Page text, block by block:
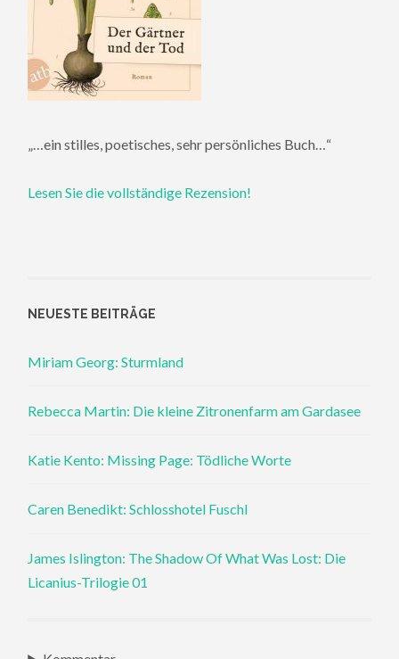
„…ein stilles, poetisches, sehr persönliches Buch…“
Lesen Sie die vollständige Rezension!
NEUESTE BEITRÄGE
Miriam Georg: Sturmland
Rebecca Martin: Die kleine Zitronenfarm am Gardasee
Katie Kento: Missing Page: Tödliche Worte
Caren Benedikt: Schlosshotel Fuschl
James Islington: The Shadow Of What Was Lost: Die
Licanius-Trilogie 01